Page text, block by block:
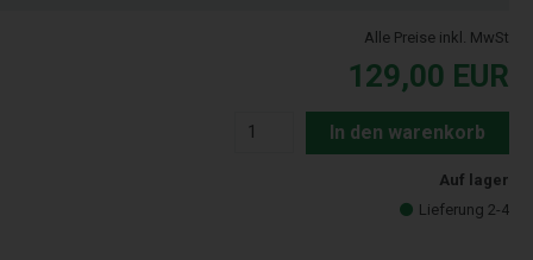
Alle Preise inkl. MwSt
129,00 EUR
In den warenkorb
Auf lager
Lieferung 2-4